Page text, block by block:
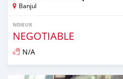
Banjul
NDIEUK
NEGOTIABLE
N/A
Dougal na niou ko depuis over 1 years